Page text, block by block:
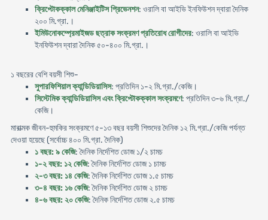
ক্রিপ্টোকক্কাল মেনিঞ্জাইটিস প্রিভেনশন: ওরালি বা আইভি ইনফিউশন দ্বারা দৈনিক
২০০ মি.গ্রা.।
ইমিউনোকম্প্রেমাইজড ছত্রাক সংক্রমণ প্রতিরোধ রোগীদের: ওরালি বা আইভি
ইনফিউশন দ্বারা দৈনিক ৫০-৪০০ মি.গ্রা.।
১ বছরের বেশি বয়সী শিশু-
সুপারফিশিয়াল ক্যান্ডিডিয়াসিস: প্রতিদিন ১-২ মি.গ্রা./কেজি।
সিস্টেমিক ক্যান্ডিডিয়াসিস এবং ক্রিপ্টোকক্কাল সংক্রমণে: প্রতিদিন ৩-৬ মি.গ্রা./
কেজি।
মারাত্মক জীবন-হুমকির সংক্রমণে ৫-১৩ বছর বয়সী শিশুদের দৈনিক ১২ মি.গ্রা./কেজি পর্যন্ত
দেওয়া হয়েছে (সর্বোচ্চ ৪০০ মি.গ্রা. দৈনিক)
১ বছর: ৯ কেজি: দৈনিক নির্দেশিত ডোজ ১/২ চামচ
১-২ বছর: ১২ কেজি: দৈনিক নির্দেশিত ডোজ ১ চামচ
২-৩ বছর: ১৪ কেজি: দৈনিক নির্দেশিত ডোজ ১.৫ চামচ
৩-৪ বছর: ১৬ কেজি: দৈনিক নির্দেশিত ডোজ ২ চামচ
৪-৬ বছর: ২০ কেজি: দৈনিক নির্দেশিত ডোজ ২.৫ চামচ